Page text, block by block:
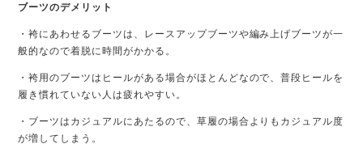
ブーツのデメリット
・袴にあわせるブーツは、レースアップブーツや編み上げブーツが一
般的なので着脱に時間がかかる。
・袴用のブーツはヒールがある場合がほとんどなので、普段ヒールを
履き慣れていない人は疲れやすい。
・ブーツはカジュアルにあたるので、草履の場合よりもカジュアル度
が増してしまう。